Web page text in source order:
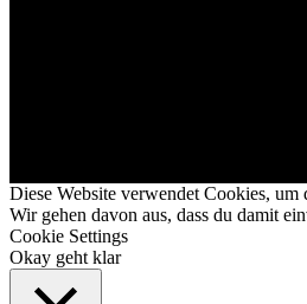
Diese Website verwendet Cookies, um
Wir gehen davon aus, dass du damit
Cookie Settings
Okay geht klar